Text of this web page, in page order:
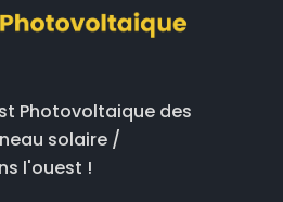
Photovoltaique des
solaire /
l'ouest !